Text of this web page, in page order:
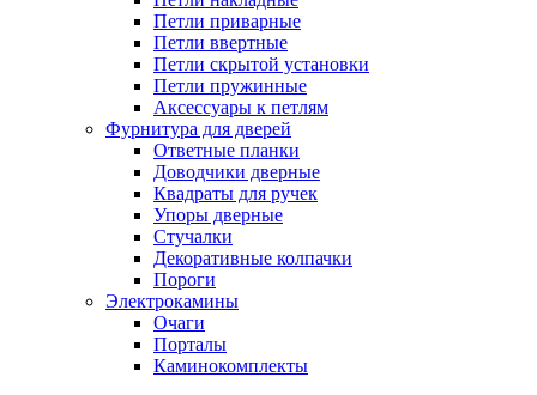
Петли приварные
Петли ввертные
Петли скрытой установки
Петли пружинные
Аксессуары к петлям
Фурнитура для дверей
Ответные планки
Доводчики дверные
Квадраты для ручек
Упоры дверные
Стучалки
Декоративные колпачки
Пороги
Электрокамины
Очаги
Порталы
Каминокомплекты